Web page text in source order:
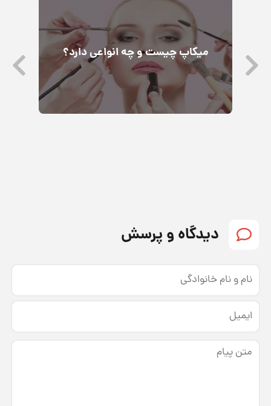
میکاپ چیست و چه انواعی دارد؟
دیدگاه و پرسش